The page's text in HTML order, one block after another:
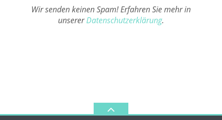
Wir senden keinen Spam! Erfahren Sie mehr in
unsererDatenschutzerklärung.